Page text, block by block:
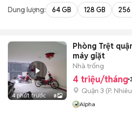
Dung lượng: 64 GB 128 GB 256
4 phút trước 8
Phòng Trệt
máy giặt
Nhà trống
4 triệu/tháng
Quận 3 (P.
Alpha